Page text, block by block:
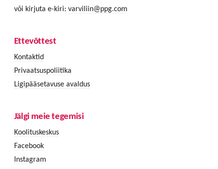
või kirjuta e-kiri: varviliin@ppg.com
Ettevõttest
Kontaktid
Privaatsuspoliitika
Ligipääsetavuse avaldus
Jälgi meie tegemisi
Koolituskeskus
Facebook
Instagram